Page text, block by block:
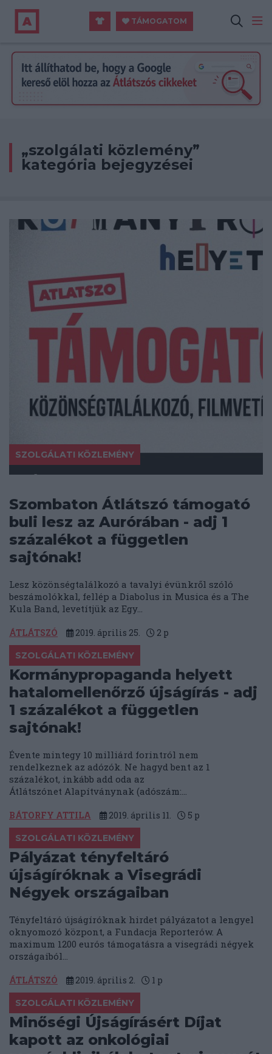
TÁMOGATOM
„szolgálati közlemény”
kategória bejegyzései
SZOLGÁLATI KÖZLEMÉNY
Szombaton Átlátszó támogató
buli lesz az Aurórában - adj 1
százalékot a független
sajtónak!
Lesz közönségtalálkozó a tavalyi évünkről szóló
beszámolókkal, fellép a Diabolus in Musica és a The
Kula Band, levetítjük az Egy...
ÁTLÁTSZÓ 2019. április 25. 2 p
SZOLGÁLATI KÖZLEMÉNY
Kormánypropaganda helyett
hatalomellenőrző újságírás - adj
1 százalékot a független
sajtónak!
Évente mintegy 10 milliárd forintról nem
rendelkeznek az adózók. Ne hagyd bent az 1
százalékot, inkább add oda az
Átlátszónet Alapítványnak (adószám:...
BÁTORFY ATTILA 2019. április 11. 5 p
SZOLGÁLATI KÖZLEMÉNY
Pályázat tényfeltáró
újságíróknak a Visegrádi
Négyek országaiban
Tényfeltáró újságíróknak hirdet pályázatot a lengyel
oknyomozó központ, a Fundacja Reporterów. A
maximum 1200 eurós támogatásra a visegrádi négyek
országaiból...
ÁTLÁTSZÓ 2019. április 2. 1 p
SZOLGÁLATI KÖZLEMÉNY
Minőségi Újságírásért Díjat
kapott az onkológiai